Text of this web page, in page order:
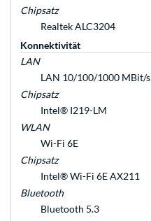
Chipsatz
Realtek ALC3204
Konnektivität
LAN
LAN 10/100/1000 MBit/s
Chipsatz
Intel® I219-LM
WLAN
Wi-Fi 6E
Chipsatz
Intel® Wi-Fi 6E AX211
Bluetooth
Bluetooth 5.3